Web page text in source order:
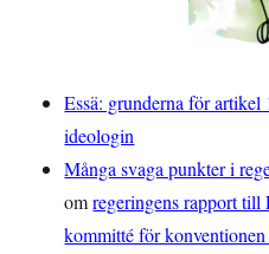
Essä: grunderna för
ideologin
Många svaga punkter i
omregeringens rapport till
kommitté för